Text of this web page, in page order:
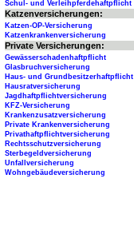
Schul- und Verleihpferdehaftpflicht
Katzenversicherungen:
Katzen-OP-Versicherung
Katzenkrankenversicherung
Private Versicherungen:
Gewässerschadenhaftpflicht
Glasbruchversicherung
Haus- und Grundbesitzerhaftpflicht
Hausratversicherung
Jagdhaftpflichtversicherung
KFZ-Versicherung
Krankenzusatzversicherung
Private Krankenversicherung
Privathaftpflichtversicherung
Rechtsschutzversicherung
Sterbegeldversicherung
Unfallversicherung
Wohngebäudeversicherung